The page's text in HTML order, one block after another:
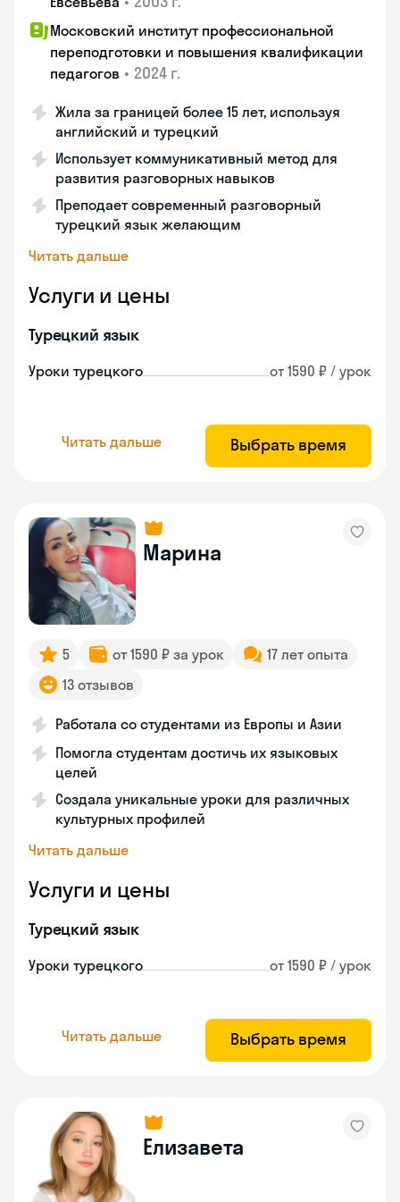
Московский институт профессиональной
переподготовки и повышения квалификации
педагогов • 2024 г.
Жила за границей более 15 лет, используя
английский и турецкий
Использует коммуникативный метод для
развития разговорных навыков
Преподает современный разговорный
турецкий язык желающим
Читать дальше
Услуги и цены
Турецкий язык
Уроки турецкого от 1590 ₽ / урок
Читать дальше Выбрать время
Марина
5 от 1590 ₽ за урок
17 лет опыта
13 отзывов
Работала со студентами из Европы и Азии
Помогла студентам достичь их языковых
целей
Создала уникальные уроки для различных
культурных профилей
Читать дальше
Услуги и цены
Турецкий язык
Уроки турецкого от 1590 ₽ / урок
Читать дальше Выбрать время
Елизавета